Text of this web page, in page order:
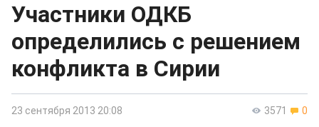
Участники ОДКБ
определились с решением
конфликта в Сирии
3571 0
23 сентября 2013 20:08